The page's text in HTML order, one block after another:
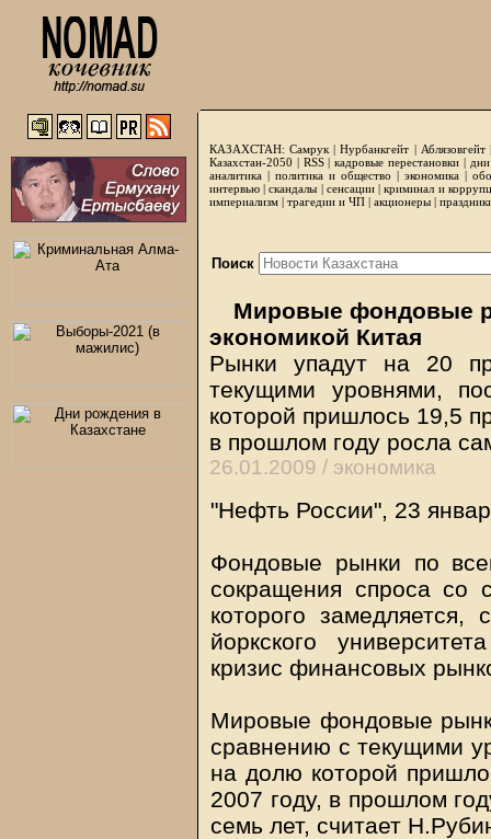
КАЗАХСТАН: Самрук |Нурбанкгейт | Аблязовгейт
Казахстан-2050 | RSS|кадровые перестановки|
аналитика | политика и общество | экономика |
интервью |скандалы | сенсации|криминал и
империализм | трагедии и ЧП | акционеры |
Поиск
Мировые фондовые
экономикой Китая
Рынки упадут на 20
текущими уровнями,
которой пришлось 19,5
в прошлом году росла
26.01.2009 / экономика
"Нефть России", 23
Фондовые рынки по
сокращения спроса со
которого
йоркского
кризис финансовых
Мировые фондовые
сравнению с текущими
на долю которой
2007 году, в прошлом
семь лет, считает